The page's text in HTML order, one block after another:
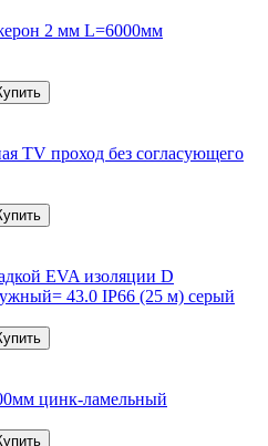
2 мм L=6000мм
TV проход без согласующего
EVA изоляции D
43.0 IP66 (25 м) серый
цинк-ламельный